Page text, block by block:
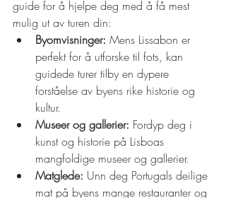
guide for å hjelpe deg med å få mest
mulig ut av turen din:
Byomvisninger: Mens Lissabon er
perfekt for å utforske til fots, kan
guidede turer tilby en dypere
forståelse av byens rike historie og
kultur.
Museer og gallerier: Fordyp deg i
kunst og historie på Lisboas
mangfoldige museer og gallerier.
Matglede: Unn deg Portugals deilige
mat på byens mange restauranter og